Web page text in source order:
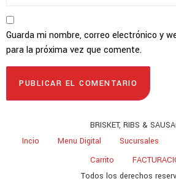
Guarda mi nombre, correo electrónico y
para la próxima vez que comente.
BRISKET, RIBS &
Incio
Menu Digital Sucursales
Carrito
Todos los derechos